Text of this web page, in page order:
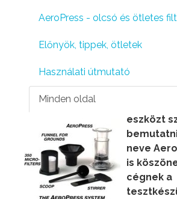
AeroPress - olcsó és ötletes
Előnyök, tippek, ötletek
Használati útmutató
Minden oldal
eszközt
neve
is
cégnek a